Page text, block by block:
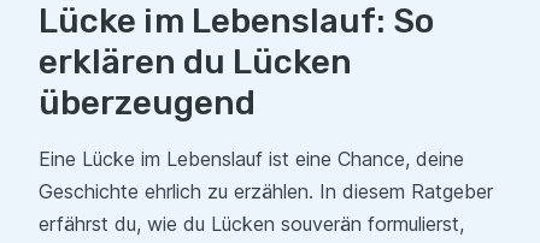
Lücke im Lebenslauf: So
erklären du Lücken
überzeugend
Eine Lücke im Lebenslauf ist eine Chance, deine
Geschichte ehrlich zu erzählen. In diesem Ratgeber
erfährst du, wie du Lücken souverän formulierst,